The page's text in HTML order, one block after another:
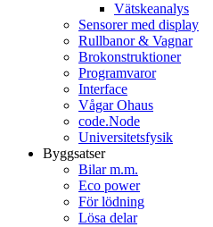
Vätskeanalys
Sensorer med display
Rullbanor & Vagnar
Brokonstruktioner
Programvaror
Interface
Vågar Ohaus
code.Node
Universitetsfysik
Byggsatser
Bilar m.m.
Eco power
För lödning
Lösa delar